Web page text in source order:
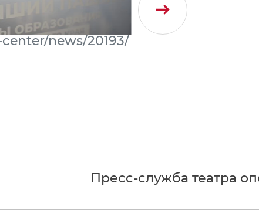
news/20193/
Пресс-служба театра